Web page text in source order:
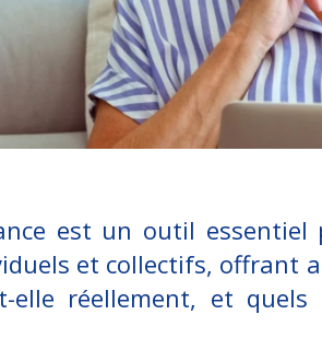
est un outil
et collectifs, offrant
elle réellement, et